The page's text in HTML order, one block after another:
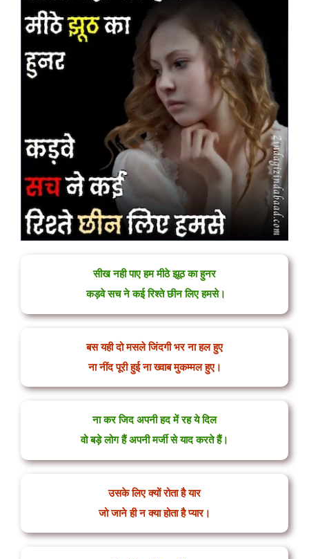
सीख नही पाए हम मीठे झूठ का हुनर
कड़वे सच ने कई रिश्ते छीन लिए हमसे।
बस यही दो मसले जिंदगी भर ना हल हुए
ना नींद पूरी हुई ना ख्वाब मुकम्मल हुए।
ना कर जिद अपनी हद में रह ये दिल
वो बड़े लोग हैं अपनी मर्जी से याद करते हैं।
उसके लिए क्यों रोता है यार
जो जाने ही न क्या होता है प्यार।